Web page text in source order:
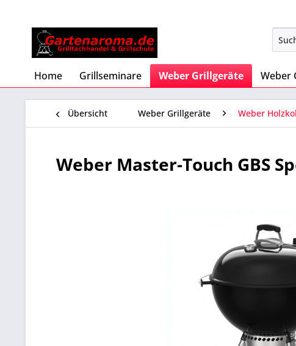
Home Grillseminare Weber Grillgeräte Weber
Übersicht Weber Grillgeräte Weber
Weber Master-Touch GBS